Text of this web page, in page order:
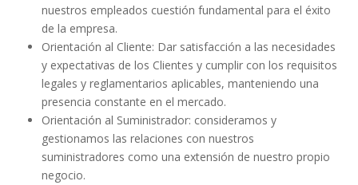
nuestros empleados cuestión fundamental para el éxito
de la empresa.
Orientación al Cliente: Dar satisfacción a las necesidades
y expectativas de los Clientes y cumplir con los requisitos
legales y reglamentarios aplicables, manteniendo una
presencia constante en el mercado.
Orientación al Suministrador: consideramos y
gestionamos las relaciones con nuestros
suministradores como una extensión de nuestro propio
negocio.